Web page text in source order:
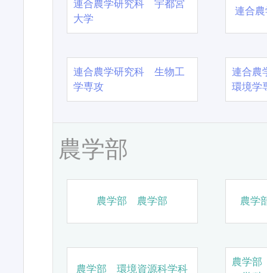
連合農学研究科 宇都宮
大学
連合
連合農学研究科 生物工
学専攻
連合農
環境学
農学部
農学部 農学部 農学
農学部 環境資源科学科
農学